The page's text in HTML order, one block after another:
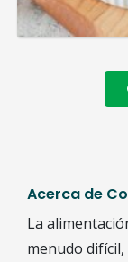
Acerca de
La
menudo